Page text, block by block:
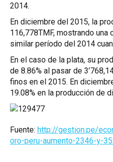
2014.
En diciembre del 2015, la
116,778TMF, mostrando una
similar período del 2014
En el caso de la plata, su
de 8.86% al pasar de
finos en el 2015. En
19.08% en la producción de
Fuente: http://gestion.pe/
oro-peru-aumento-2346-y-